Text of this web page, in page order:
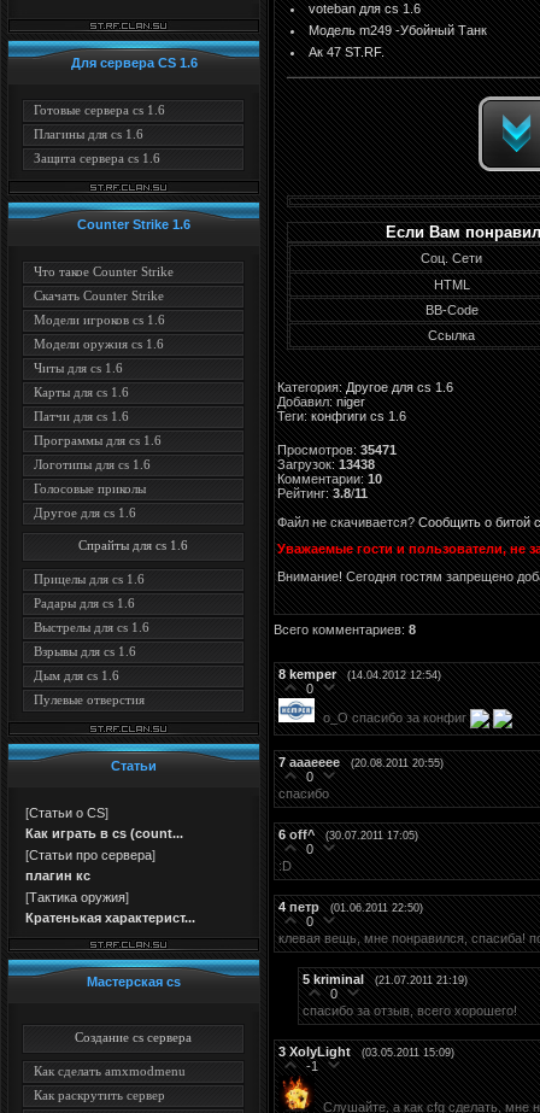
Для сервера CS 1.6
Готовые сервера cs 1.6
Плагины для cs 1.6
Защита сервера cs 1.6
Counter Strike 1.6
Что такое Counter Strike
Скачать Counter Strike
Модели игроков cs 1.6
Модели оружия cs 1.6
Читы для cs 1.6
Карты для cs 1.6
Патчи для cs 1.6
Программы для cs 1.6
Логотипы для cs 1.6
Голосовые приколы
Другое для cs 1.6
Спрайты для cs 1.6
Прицелы для cs 1.6
Радары для cs 1.6
Выстрелы для cs 1.6
Взрывы для cs 1.6
Дым для cs 1.6
Пулевые отверстия
Статьи
[Статьи о CS]
Как играть в cs (count...
[Статьи про сервера]
плагин кс
[Тактика оружия]
Кратенькая характерист...
Мастерская cs
Создание cs сервера
Как сделать amxmodmenu
Как раскрутить сервер
voteban для cs 1.6
Модель m249 -Убойный Танк
Ак 47 ST.RF.
Если Вам
Соц. Сети
HTML
BB-Code
Ссылка
Категория:Другое для cs 1.6
Добавил:niger
Теги:конфгиги cs 1.6
Просмотров:35471
Загрузок:13438
Комментарии:10
Рейтинг:3.8/11
Файл не скачивается?Сообщить о битой
Уважаемые гости и пользователи, не
Внимание! Сегодня гостям запрещено
Всего комментариев: 8
8 kemper (14.04.2012 12:54)
0
о_О спасибо за конфиг
7 аааееее (20.08.2011 20:55)
0
спасибо
6 off^ (30.07.2011 17:05)
0
:D
4 петр (01.06.2011 22:50)
0
клевая вещь, мне понравился, спасиба!
5 kriminal (21.07.2011 21:19)
0
спасибо за отзыв, всего хорошего!
3 XolyLight (03.05.2011 15:09)
-1
Слушайте, а как cfg сделать, мне